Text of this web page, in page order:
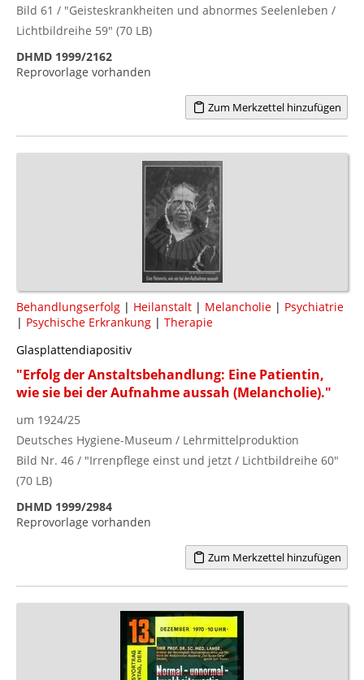
Bild 61 / "Geisteskrankheiten und abnormes Seelenleben /
Lichtbildreihe 59" (70 LB)
DHMD 1999/2162
Reprovorlage vorhanden
Zum Merkzettel hinzufügen
Behandlungserfolg | Heilanstalt | Melancholie | Psychiatrie
| Psychische Erkrankung | Therapie
Glasplattendiapositiv
"Erfolg der Anstaltsbehandlung: Eine Patientin,
wie sie bei der Aufnahme aussah (Melancholie)."
um 1924/25
Deutsches Hygiene-Museum / Lehrmittelproduktion
Bild Nr. 46 / "Irrenpflege einst und jetzt / Lichtbildreihe 60"
(70 LB)
DHMD 1999/2984
Reprovorlage vorhanden
Zum Merkzettel hinzufügen